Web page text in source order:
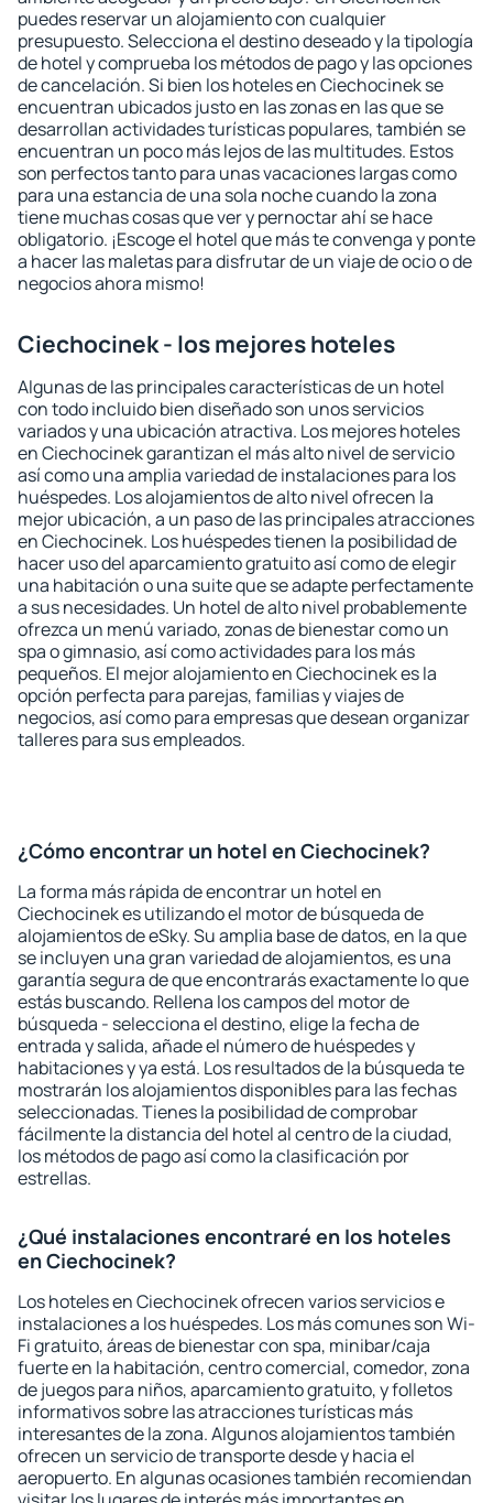
puedes reservar un alojamiento con cualquier
presupuesto. Selecciona el destino deseado y la tipología
de hotel y comprueba los métodos de pago y las opciones
de cancelación. Si bien los hoteles en Ciechocinek se
encuentran ubicados justo en las zonas en las que se
desarrollan actividades turísticas populares, también se
encuentran un poco más lejos de las multitudes. Estos
son perfectos tanto para unas vacaciones largas como
para una estancia de una sola noche cuando la zona
tiene muchas cosas que ver y pernoctar ahí se hace
obligatorio. ¡Escoge el hotel que más te convenga y ponte
a hacer las maletas para disfrutar de un viaje de ocio o de
negocios ahora mismo!
Ciechocinek - los mejores hoteles
Algunas de las principales características de un hotel
con todo incluido bien diseñado son unos servicios
variados y una ubicación atractiva. Los mejores hoteles
en Ciechocinek garantizan el más alto nivel de servicio
así como una amplia variedad de instalaciones para los
huéspedes. Los alojamientos de alto nivel ofrecen la
mejor ubicación, a un paso de las principales atracciones
en Ciechocinek. Los huéspedes tienen la posibilidad de
hacer uso del aparcamiento gratuito así como de elegir
una habitación o una suite que se adapte perfectamente
a sus necesidades. Un hotel de alto nivel probablemente
ofrezca un menú variado, zonas de bienestar como un
spa o gimnasio, así como actividades para los más
pequeños. El mejor alojamiento en Ciechocinek es la
opción perfecta para parejas, familias y viajes de
negocios, así como para empresas que desean organizar
talleres para sus empleados.
¿Cómo encontrar un hotel en Ciechocinek?
La forma más rápida de encontrar un hotel en
Ciechocinek es utilizando el motor de búsqueda de
alojamientos de eSky. Su amplia base de datos, en la que
se incluyen una gran variedad de alojamientos, es una
garantía segura de que encontrarás exactamente lo que
estás buscando. Rellena los campos del motor de
búsqueda - selecciona el destino, elige la fecha de
entrada y salida, añade el número de huéspedes y
habitaciones y ya está. Los resultados de la búsqueda te
mostrarán los alojamientos disponibles para las fechas
seleccionadas. Tienes la posibilidad de comprobar
fácilmente la distancia del hotel al centro de la ciudad,
los métodos de pago así como la clasificación por
estrellas.
¿Qué instalaciones encontraré en los hoteles
en Ciechocinek?
Los hoteles en Ciechocinek ofrecen varios servicios e
instalaciones a los huéspedes. Los más comunes son Wi-
Fi gratuito, áreas de bienestar con spa, minibar/caja
fuerte en la habitación, centro comercial, comedor, zona
de juegos para niños, aparcamiento gratuito, y folletos
informativos sobre las atracciones turísticas más
interesantes de la zona. Algunos alojamientos también
ofrecen un servicio de transporte desde y hacia el
aeropuerto. En algunas ocasiones también recomiendan